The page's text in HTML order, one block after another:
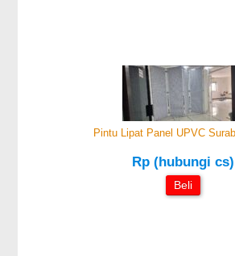
Pintu Lipat Panel UPVC
Rp (hubungi cs)
Beli